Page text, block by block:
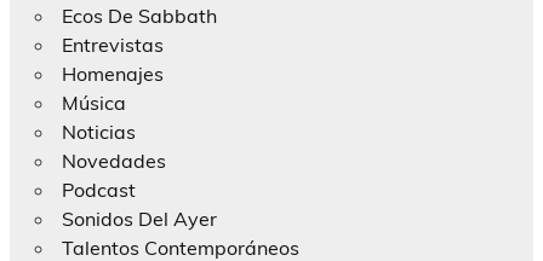
Ecos De Sabbath
Entrevistas
Homenajes
Música
Noticias
Novedades
Podcast
Sonidos Del Ayer
Talentos Contemporáneos